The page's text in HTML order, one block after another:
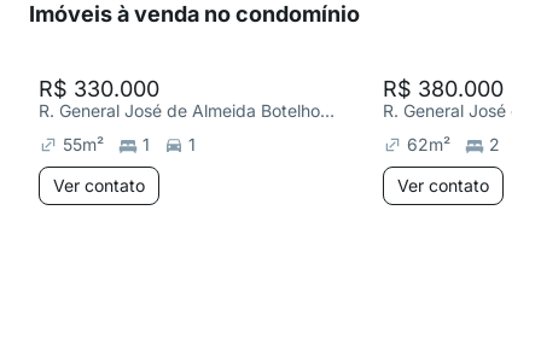
Imóveis à venda no condomínio
R$ 330.000
R. General José de Almeida Botelho 264, Parque Mandaqui
55m² 1
1
Ver contato
R$ 380.000
62m² 2
Ver contato